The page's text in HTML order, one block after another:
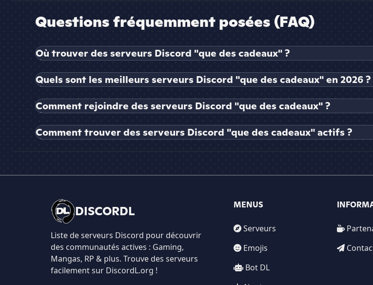
Questions fréquemment posées (FAQ)
Où trouver des serveurs Discord "que des cadeaux" ?
Quels sont les meilleurs serveurs Discord "que des cadeaux" en 2026 ?
Comment rejoindre des serveurs Discord "que des cadeaux" ?
Comment trouver des serveurs Discord "que des cadeaux" actifs ?
DISCORDL
Liste de serveurs Discord pour découvrir
des communautés actives : Gaming,
Mangas, RP & plus. Trouve des serveurs
facilement sur DiscordL.org !
MENUS
Serveurs
Emojis
Bot DL